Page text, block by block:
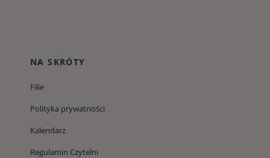
NA SKRÓTY
Filie
Polityka prywatności
Kalendarz
Regulamin Czytelni